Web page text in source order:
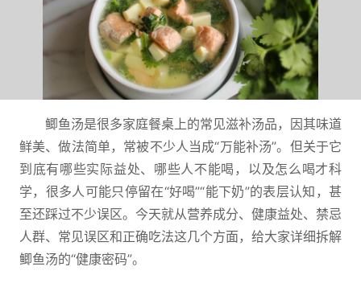
鲫鱼汤是很多家庭餐桌上的常见滋补汤品，因其味道
鲜美、做法简单，常被不少人当成“万能补汤”。但关于它
到底有哪些实际益处、哪些人不能喝，以及怎么喝才科
学，很多人可能只停留在“好喝”“能下奶”的表层认知，甚
至还踩过不少误区。今天就从营养成分、健康益处、禁忌
人群、常见误区和正确吃法这几个方面，给大家详细拆解
鲫鱼汤的“健康密码”。